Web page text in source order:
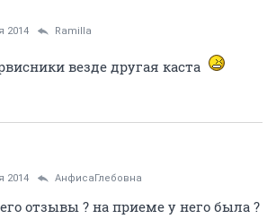
2014 Ramilla
везде другая каста
2014 АнфисаГлебовна
отзывы ? на приеме у него была ?